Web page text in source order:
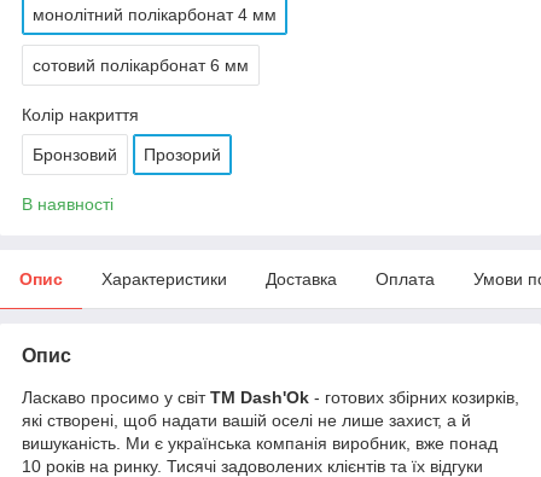
монолітний полікарбонат 4 мм
сотовий полікарбонат 6 мм
Колір накриття
Бронзовий Прозорий
В наявності
Опис Характеристики Доставка Оплата Умови
Опис
Ласкаво просимо у світТМ Dash'Ok - готових збірних козирків,
які створені, щоб надати вашій оселі не лише захист, а й
вишуканість. Ми є українська компанія виробник, вже понад
10 років на ринку. Тисячі задоволених клієнтів та їх відгуки